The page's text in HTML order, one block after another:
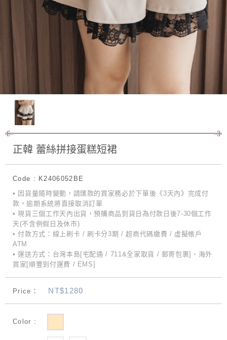
正韓 蕾絲拼接蛋糕短裙
Code : K2406052BE
• 因貨量隨時變動，請匯款的買家務必於下單後《3天內》完成付
款，逾期系統將直接取消訂單
• 現貨三個工作天內出貨，預購商品到貨日為付款日後7-30個工作
天(不含例假日及休市)
• 付款方式：線上刷卡 / 刷卡分3期 / 超商代碼繳費 / 虛擬帳戶
ATM
• 運送方式：台灣本島[宅配通 / 711&全家取貨 / 郵寄包裹]、海外
買家[順豐到付運費 / EMS]
Price： NT$1280
Color :